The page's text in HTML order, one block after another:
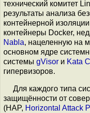
технический комитет
результаты анализа
контейнерной
контейнеры Docker,
Nabla, нацеленную на
основном ядре
системы gVisor и Kata
гипервизоров.
Для каждого типа
защищённости от
(HAP, Horizontal Attack